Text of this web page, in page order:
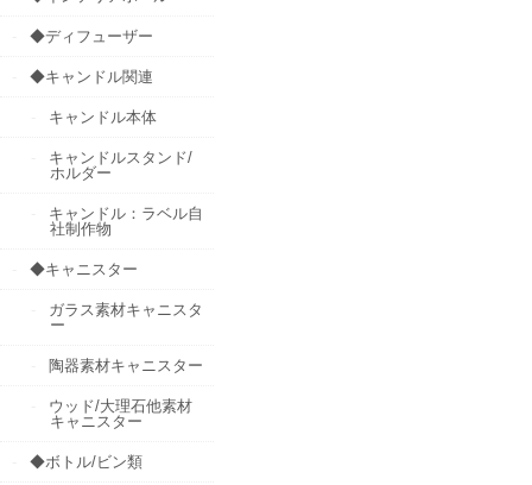
◆ディフューザー
◆キャンドル関連
キャンドル本体
キャンドルスタンド/
ホルダー
キャンドル：ラベル自
社制作物
◆キャニスター
ガラス素材キャニスタ
ー
陶器素材キャニスター
ウッド/大理石他素材
キャニスター
◆ボトル/ビン類